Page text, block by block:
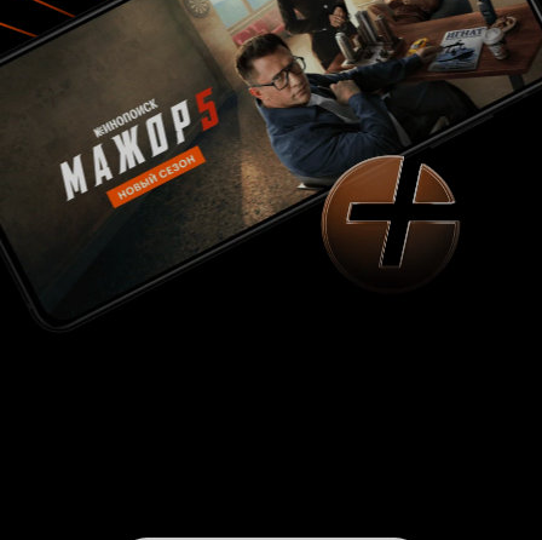
предсказуемая и незамысловатая история на
уровне канадского B-movie. Актеры
неизвестные, но справляются с поставленной
задачей неплохо. Драки поставлены очень
примитивно, но для детского кино вполне
сносно. Зато тут дают возможность увидеть
здоровяка Остина без бороды, и так он
выглядит куда забавнее своего привычного
образа. Примерно так же смотрелся и бритый
Чак Норрис в некоторых своих ранних
картинах. Удовольствие, определенно, не для
всех, но в качестве примера для детишек, как и
чему стоит учиться во время учебы в
школах\колледжах, не самый плохой вариант.
На мой взгляд - еще один проходной фильмец